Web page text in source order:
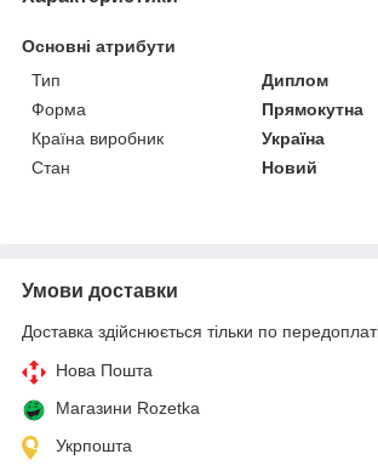
Основні атрибути
Тип
Диплом
Форма
Прямокутна
Країна виробник
Україна
Стан
Новий
Умови доставки
Доставка здійснюється тільки по
Нова Пошта
Магазини Rozetka
Укрпошта